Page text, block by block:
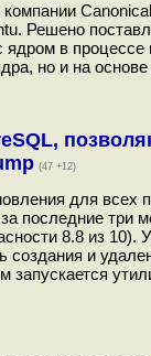
Решено
ядром в
но и на
(47 +12)
для всех
последние три
8.8 из
и
запускается